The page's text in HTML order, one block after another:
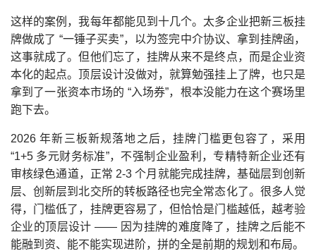
这样的案例，我每年都能见到十几个。太多企业把新三板挂
牌做成了 “一锤子买卖”，以为签完中介协议、拿到挂牌函，
这事就成了。但他们忘了，挂牌从来不是终点，而是企业资
本化的起点。顶层设计没做对，就算勉强挂上了牌，也只是
拿到了一张资本市场的 “入场券”，根本没能力在这个赛场里
跑下去。
2026 年新三板新规落地之后，挂牌门槛更包容了，采用
“1+5 多元财务标准”，不强制企业盈利，专精特新企业还有
审核绿色通道，正常 2-3 个月就能完成挂牌，基础层到创新
层、创新层到北交所的转板路径也完全常态化了。很多人觉
得，门槛低了，挂牌更容易了，但恰恰是门槛越低，越考验
企业的顶层设计 —— 因为挂牌的难度降了，挂牌之后能不
能融到资、能不能实现进阶，拼的全是前期的规划和布局。